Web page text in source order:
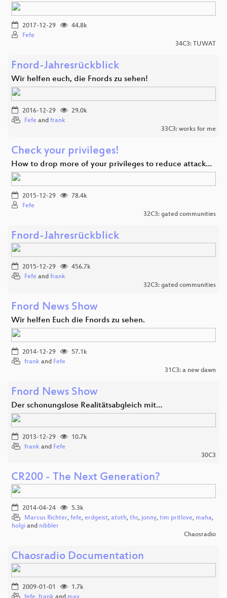
2017-12-29
44.8k
Fefe
34C3: TUWAT
Fnord-Jahresrückblick
Wir helfen euch, die Fnords zu sehen!
2016-12-29
29.0k
Fefe and frank
33C3: works for me
Check your privileges!
How to drop more of your privileges to reduce attack…
2015-12-29
78.4k
Fefe
32C3: gated communities
Fnord-Jahresrückblick
2015-12-29
456.7k
Fefe and frank
32C3: gated communities
Fnord News Show
Wir helfen Euch die Fnords zu sehen.
2014-12-29
57.1k
frank and Fefe
31C3: a new dawn
Fnord News Show
Der schonungslose Realitätsabgleich mit…
2013-12-29
10.7k
frank and Fefe
30C3
CR200 - The Next Generation?
2014-04-24
5.3k
Marcus Richter, fefe, erdgeist, atoth, ths, jonny, tim pritlove, maha,
holgi and nibbler
Chaosradio
Chaosradio Documentation
2009-01-01
1.7k